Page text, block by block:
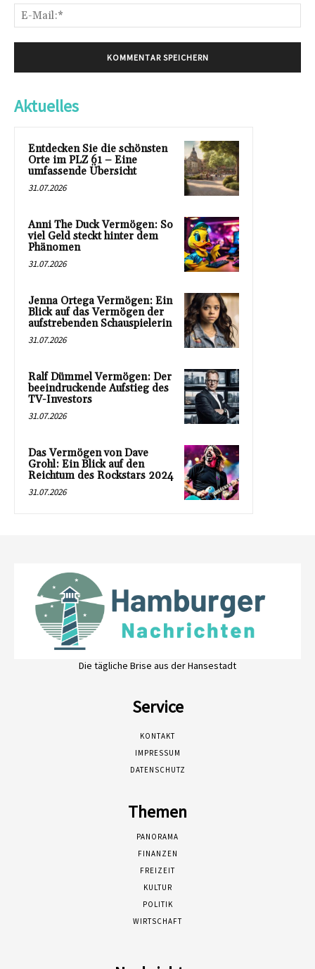
Aktuelles
Entdecken Sie die schönsten
Orte im PLZ 61 – Eine
umfassende Übersicht
31.07.2026
Anni The Duck Vermögen: So
viel Geld steckt hinter dem
Phänomen
31.07.2026
Jenna Ortega Vermögen: Ein
Blick auf das Vermögen der
aufstrebenden Schauspielerin
31.07.2026
Ralf Dümmel Vermögen: Der
beeindruckende Aufstieg des
TV-Investors
31.07.2026
Das Vermögen von Dave
Grohl: Ein Blick auf den
Reichtum des Rockstars 2024
31.07.2026
Die tägliche Brise aus der Hansestadt
Service
KONTAKT
IMPRESSUM
DATENSCHUTZ
Themen
PANORAMA
FINANZEN
FREIZEIT
KULTUR
POLITIK
WIRTSCHAFT